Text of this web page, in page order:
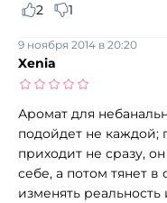
2
1
Xenia
9 ноября 2014 в 20:20
Аромат для
подойдет не каждой;
приходит не сразу,
себе, а потом тянет в
изменять